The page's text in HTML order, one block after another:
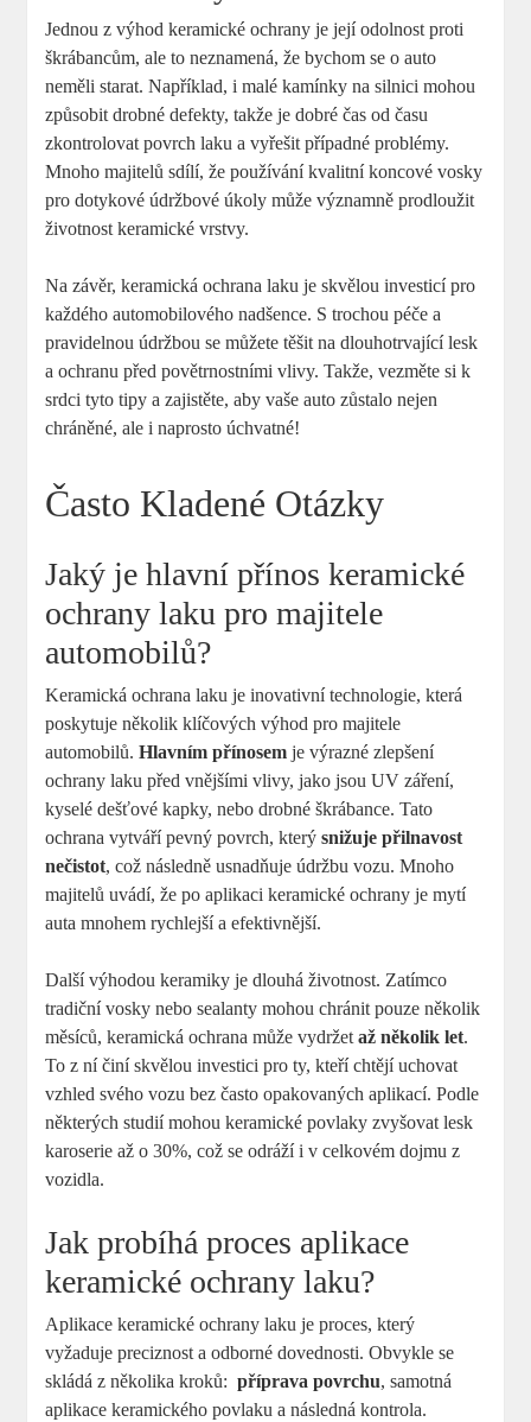
Jednou z ⁢výhod keramické ochrany je její odolnost proti
škrábancům, ⁢ale to neznamená, že bychom se o auto ​
neměli starat. Například, i malé kamínky na silnici mohou
způsobit⁣ drobné defekty, takže je dobré ‍čas od času​
zkontrolovat povrch laku a vyřešit případné problémy.
Mnoho majitelů ‌sdílí, ​že používání kvalitní koncové​ vosky
pro dotykové ​údržbové úkoly může významně prodloužit⁤
životnost​ keramické vrstvy.
Na závěr, keramická ochrana laku je skvělou investicí pro
každého automobilového nadšence. ⁤S trochou​ péče a
pravidelnou údržbou se můžete​ těšit na dlouhotrvající lesk
a ochranu před povětrnostními vlivy. Takže, vezměte​ si k
srdci tyto tipy​ a zajistěte, ⁢aby ‍vaše auto zůstalo ⁣nejen
chráněné, ‍ale⁤ i naprosto úchvatné!
Často‍ Kladené Otázky
Jaký je hlavní přínos keramické
ochrany laku pro majitele
automobilů?
Keramická ‍ochrana⁢ laku je inovativní technologie, která ​
poskytuje několik klíčových výhod⁣ pro ‌majitele
automobilů.Hlavním přínosem je‌ výrazné‍ zlepšení
ochrany laku⁣ před vnějšími⁣ vlivy, jako jsou UV záření,
kyselé dešťové kapky, nebo drobné škrábance. Tato
ochrana vytváří⁢ pevný povrch, kterýsnižuje přilnavost
nečistot, což ‍následně‍ usnadňuje údržbu vozu. Mnoho‌
majitelů‍ uvádí, ​že po aplikaci keramické ochrany je mytí
auta mnohem rychlejší ⁣a efektivnější.
Další výhodou keramiky je dlouhá životnost. Zatímco
tradiční vosky nebo sealanty ‌mohou chránit ⁤pouze několik​
měsíců, keramická ochrana⁢ může vydržetaž několik let.
To z⁢ ní činí skvělou investici⁣ pro ty, kteří chtějí uchovat
vzhled svého vozu bez často opakovaných aplikací. Podle
některých studií mohou keramické⁣ povlaky⁤ zvyšovat lesk
karoserie až o 30%, což se⁢ odráží⁤ i v celkovém⁢ dojmu z
vozidla.
Jak ‍probíhá proces aplikace
keramické ochrany laku?
Aplikace keramické​ ochrany ‌laku je ⁢proces, který
vyžaduje ‌preciznost a odborné dovednosti. Obvykle se
⁢skládá z‌ několika kroků: ​příprava ⁤povrchu, samotná
aplikace keramického ‍povlaku a následná ​kontrola.